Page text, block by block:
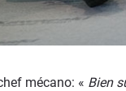
mécano: « Bien